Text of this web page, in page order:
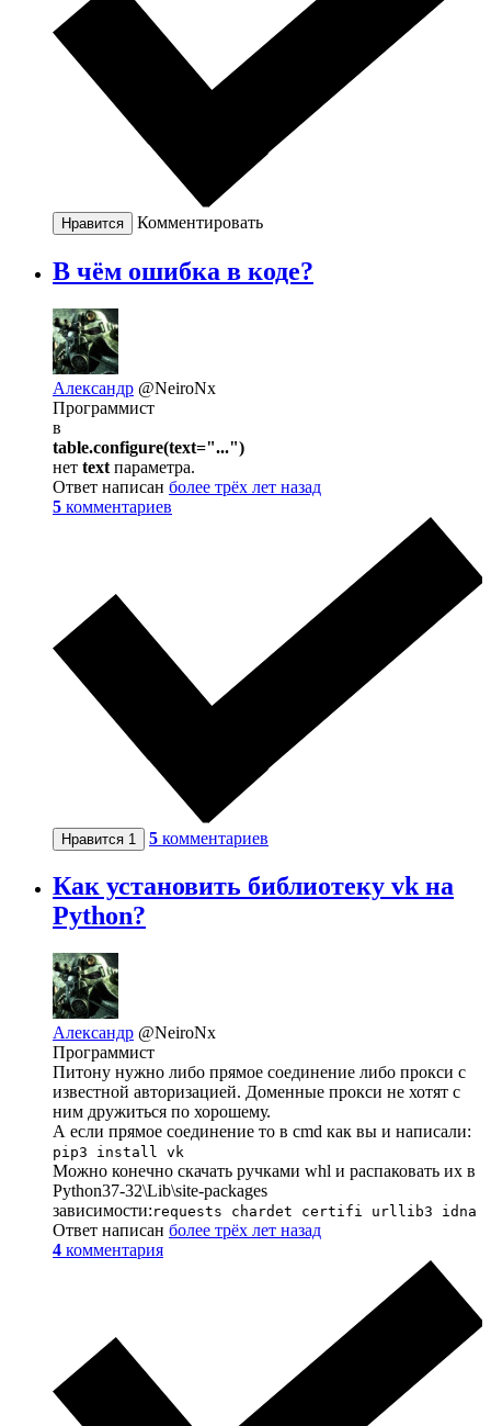
Нравится Комментировать
В чём ошибка в коде?
Александр @NeiroNx
Программист
в
table.configure(text="...")
нет text параметра.
Ответ написан более трёх лет назад
5 комментариев
Нравится 1 5 комментариев
Как установить библиотеку vk на
Python?
Александр @NeiroNx
Программист
Питону нужно либо прямое соединение либо прокси с
известной авторизацией. Доменные прокси не хотят с
ним дружиться по хорошему.
А если прямое соединение то в cmd как вы и написали:
pip3 install vk
Можно конечно скачать ручками whl и распаковать их в
Python37-32\Lib\site-packages
зависимости: requests chardet certifi urllib3 idna
Ответ написан более трёх лет назад
4 комментария